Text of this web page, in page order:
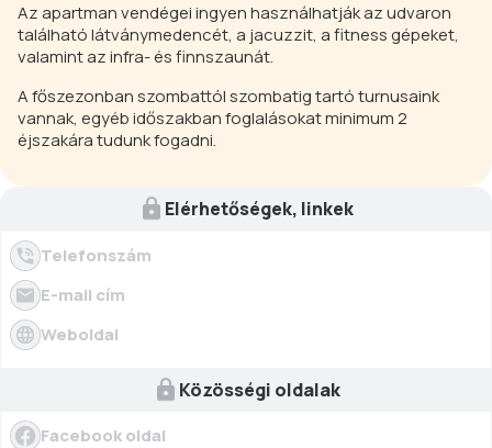
Az apartman vendégei ingyen használhatják az udvaron
található látványmedencét, a jacuzzit, a fitness gépeket,
valamint az infra- és finnszaunát.
A főszezonban szombattól szombatig tartó turnusaink
vannak, egyéb időszakban foglalásokat minimum 2
éjszakára tudunk fogadni.
Elérhetőségek, linkek
Telefonszám
E-mail cím
Weboldal
Közösségi oldalak
Facebook oldal